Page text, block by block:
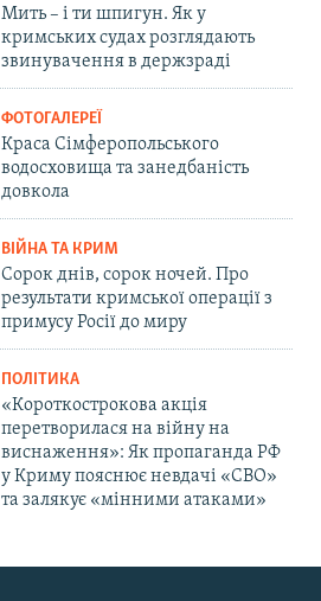
Мить – і ти шпигун. Як у
кримських судах розглядають
звинувачення в держзраді
ФОТОГАЛЕРЕЇ
Краса Сімферопольського
водосховища та занедбаність
довкола
ВІЙНА ТА КРИМ
Сорок днів, сорок ночей. Про
результати кримської операції з
примусу Росії до миру
ПОЛІТИКА
«Короткострокова акція
перетворилася на війну на
виснаження»: Як пропаганда РФ
у Криму пояснює невдачі «СВО»
та залякує «мінними атаками»